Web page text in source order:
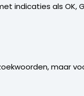
indicaties als OK,
maar